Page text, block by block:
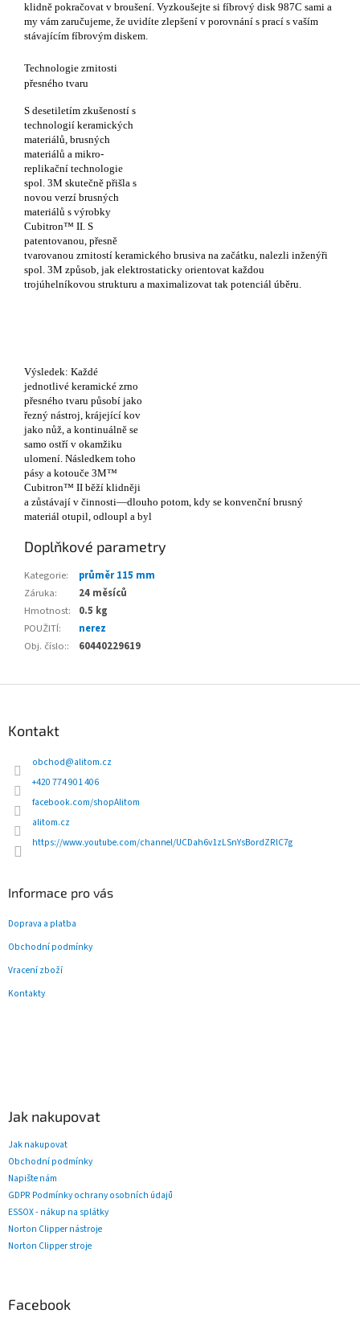
klidně pokračovat v broušení. Vyzkoušejte si fíbrový disk 987C sami a
my vám zaručujeme, že uvidíte zlepšení v porovnání s prací s vaším
stávajícím fíbrovým diskem.
Technologie zrnitosti
přesného tvaru
S desetiletím zkušeností s
technologií keramických
materiálů, brusných
materiálů a mikro-
replikační technologie
spol. 3M skutečně přišla s
novou verzí brusných
materiálů s výrobky
Cubitron™ II. S
patentovanou, přesně
tvarovanou zrnitostí keramického brusiva na začátku, nalezli inženýři
spol. 3M způsob, jak elektrostaticky orientovat každou
trojúhelníkovou strukturu a maximalizovat tak potenciál úběru.
Výsledek: Každé
jednotlivé keramické zrno
přesného tvaru působí jako
řezný nástroj, krájející kov
jako nůž, a kontinuálně se
samo ostří v okamžiku
ulomení. Následkem toho
pásy a kotouče 3M™
Cubitron™ II běží klidněji
a zůstávají v činnosti—dlouho potom, kdy se konvenční brusný
materiál otupil, odloupl a byl
Doplňkové parametry
Kategorie:
průměr 115 mm
Záruka:
24 měsíců
Hmotnost:
0.5 kg
POUŽITÍ:
nerez
Obj. číslo:: 60440229619
Kontakt
obchod@alitom.cz
+420 774 901 406
facebook.com/shopAlitom
alitom.cz
https://www.youtube.com/channel/UCDah6v1zLSnYsBordZRlC7g
Informace pro vás
Doprava a platba
Obchodní podmínky
Vracení zboží
Kontakty
Jak nakupovat
Jak nakupovat
Obchodní podmínky
Napište nám
GDPR Podmínky ochrany osobních údajů
ESSOX - nákup na splátky
Norton Clipper nástroje
Norton Clipper stroje
Facebook